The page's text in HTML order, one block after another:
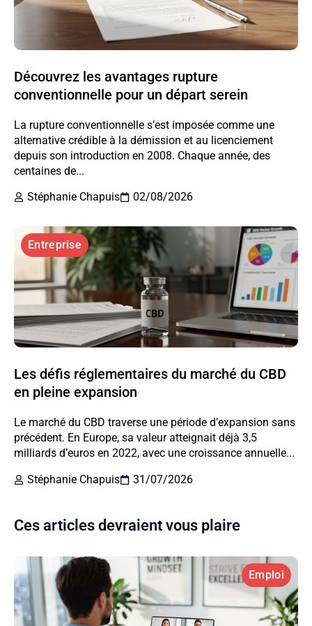
Découvrez les avantages rupture
conventionnelle pour un départ serein
La rupture conventionnelle s’est imposée comme une
alternative crédible à la démission et au licenciement
depuis son introduction en 2008. Chaque année, des
centaines de...
Stéphanie Chapuis
02/08/2026
Entreprise
Les défis réglementaires du marché du CBD
en pleine expansion
Le marché du CBD traverse une période d’expansion sans
précédent. En Europe, sa valeur atteignait déjà 3,5
milliards d’euros en 2022, avec une croissance annuelle...
Stéphanie Chapuis
31/07/2026
Ces articles devraient vous plaire
Emploi